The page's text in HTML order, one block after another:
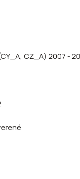
CZ_A) 2007 -